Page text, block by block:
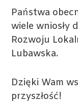
Państwa
wiele wniosły
Rozwoju
Lubawska.
Dzięki Wam
przyszłość!